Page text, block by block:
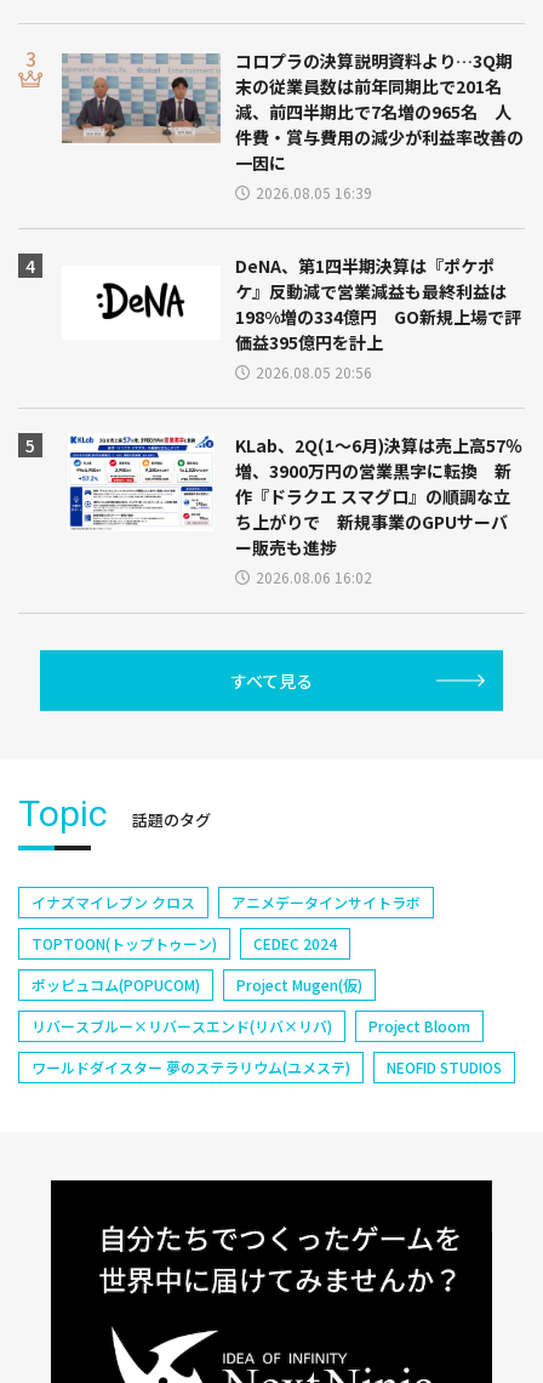
コロプラの決算説明資料より…3Q期
末の従業員数は前年同期比で201名
減、前四半期比で7名増の965名 人
件費・賞与費用の減少が利益率改善の
一因に
2026.08.05 16:39
DeNA、第1四半期決算は『ポケポ
ケ』反動減で営業減益も最終利益は
198%増の334億円 GO新規上場で評
価益395億円を計上
2026.08.05 20:56
KLab、2Q(1～6月)決算は売上高57％
増、3900万円の営業黒字に転換 新
作『ドラクエ スマグロ』の順調な立
ち上がりで 新規事業のGPUサーバ
ー販売も進捗
2026.08.06 16:02
すべて見る
Topic 話題のタグ
イナズマイレブン クロス
アニメデータインサイトラボ
TOPTOON(トップトゥーン)
CEDEC 2024
ポッピュコム(POPUCOM)
Project Mugen(仮)
リバースブルー×リバースエンド(リバ×リバ)
Project Bloom
ワールドダイスター 夢のステラリウム(ユメステ)
NEOFID STUDIOS